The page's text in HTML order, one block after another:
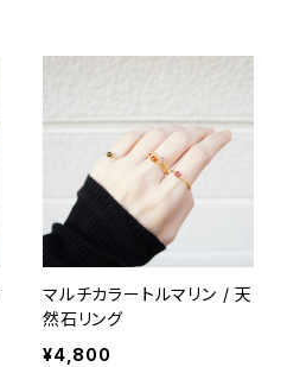
マルチカラートルマリン / 天
然石リング
¥4,800